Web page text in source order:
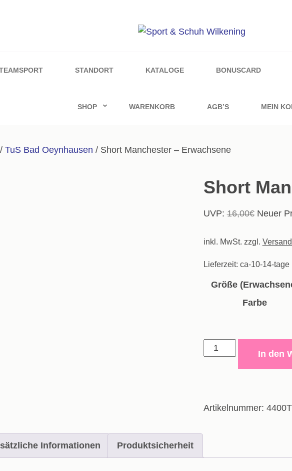
STANDORT KATALOGE BONUSCARD
SHOP WARENKORB AGB’S MEIN
/ TuS Bad Oeynhausen / Short Manchester – Erwachsene
Short
UVP: 16,00€
war:
Neuer
inkl. MwSt. zzgl.
Lieferzeit: ca-10-14-tage
Größe
Farbe
Short
Menge
In den
Artikelnummer:
Informationen Produktsicherheit